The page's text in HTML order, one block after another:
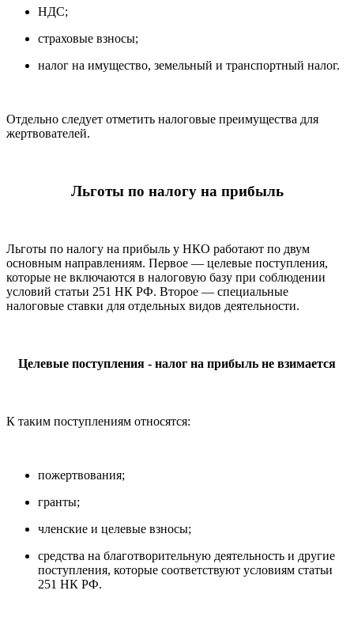
НДС;
страховые взносы;
налог на имущество, земельный и транспортный налог.
Отдельно следует отметить налоговые преимущества для
жертвователей.
Льготы по налогу на прибыль
Льготы по налогу на прибыль у НКО работают по двум
основным направлениям. Первое — целевые поступления,
которые не включаются в налоговую базу при соблюдении
условий статьи 251 НК РФ. Второе — специальные
налоговые ставки для отдельных видов деятельности.
Целевые поступления - налог на прибыль не взимается
К таким поступлениям относятся:
пожертвования;
гранты;
членские и целевые взносы;
средства на благотворительную деятельность и другие
поступления, которые соответствуют условиям статьи
251 НК РФ.